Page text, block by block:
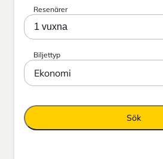
Resenärer
1 vuxna
Biljettyp
Ekonomi
Sök